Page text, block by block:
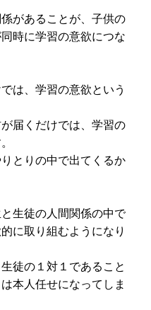
があることが、子供の
時に学習の意欲につな
は、学習の意欲という
届くだけでは、学習の
とりの中で出てくるか
生徒の人間関係の中で
に取り組むようになり
徒の１対１であること
本人任せになってしま